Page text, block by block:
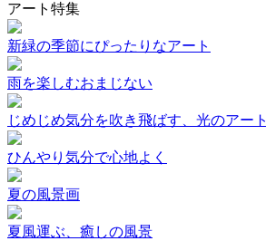
アート特集
新緑の季節にぴったりなアート
雨を楽しむおまじない
じめじめ気分を吹き飛ばす、光のアート
ひんやり気分で心地よく
夏の風景画
夏風運ぶ、癒しの風景